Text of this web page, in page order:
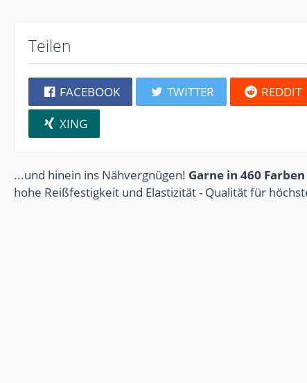
Teilen
FACEBOOK TWITTER REDDIT
XING
...und hinein ins Nähvergnügen! Garne in 460 Farben
hohe Reißfestigkeit und Elastizität - Qualität für